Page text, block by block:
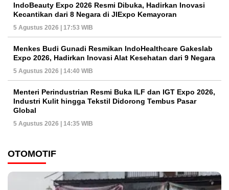
IndoBeauty Expo 2026 Resmi Dibuka, Hadirkan Inovasi
Kecantikan dari 8 Negara di JIExpo Kemayoran
5 Agustus 2026 | 17:53 WIB
Menkes Budi Gunadi Resmikan IndoHealthcare Gakeslab
Expo 2026, Hadirkan Inovasi Alat Kesehatan dari 9 Negara
5 Agustus 2026 | 14:40 WIB
Menteri Perindustrian Resmi Buka ILF dan IGT Expo 2026,
Industri Kulit hingga Tekstil Didorong Tembus Pasar
Global
5 Agustus 2026 | 14:35 WIB
OTOMOTIF